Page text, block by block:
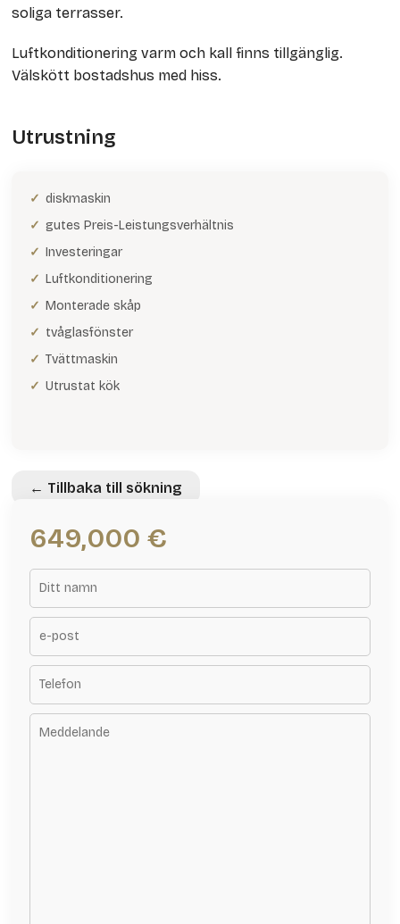
soliga terrasser.
Luftkonditionering varm och kall finns tillgänglig.
Välskött bostadshus med hiss.
Utrustning
diskmaskin
gutes Preis-Leistungsverhältnis
Investeringar
Luftkonditionering
Monterade skåp
tvåglasfönster
Tvättmaskin
Utrustat kök
← Tillbaka till sökning
649,000 €